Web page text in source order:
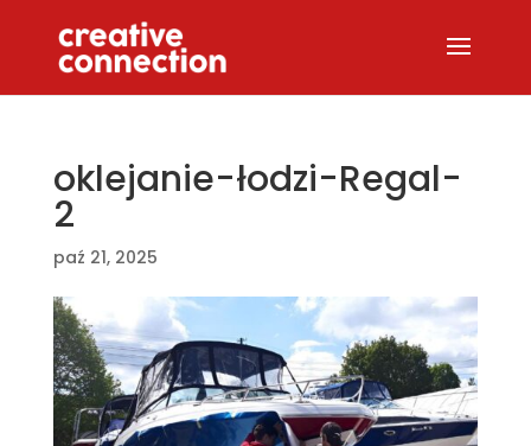
oklejanie-łodzi-Regal-
2
paź 21, 2025